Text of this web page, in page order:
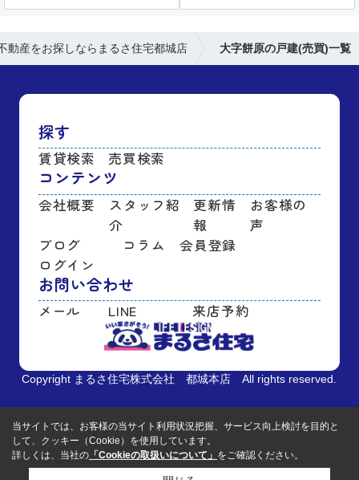
動産をお探しならまるさ住宅都城店 大字餅原の戸建(売買)一覧
探す
賃貸検索 売買検索
コンテンツ
会社概要
スタッフ紹
介
更新情
報
お客様の
声
ブログ
コラム
会員登録
ログイン
お問い合わせ
メール LINE 来店予約
Copyright まるさ住宅株式会社 都城本店 All rights reserved.
当サイトでは、お客様の当サイト利用状況把握、サービス向上検討を目的と
して、クッキー（Cookie）を使用しています。
詳しくは、当社の 「Cookieの取扱いについて」 をご確認ください。